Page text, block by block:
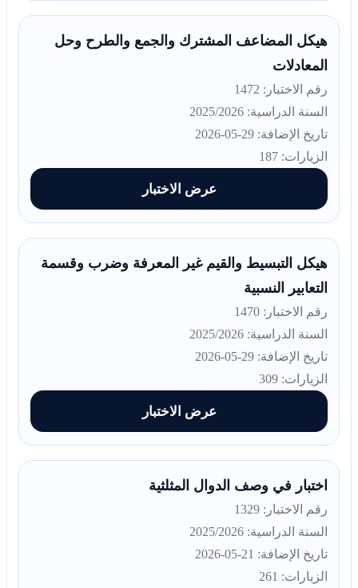
هيكل المضاعف المشترك والجمع والطرح وحل
المعادلات
رقم الاختبار: 1472
السنة الدراسية: 2025/2026
تاريخ الإضافة: 29-05-2026
الزيارات: 187
عرض الاختبار
هيكل التبسيط والقيم غير المعرفة وضرب وقسمة
التعابير النسبية
رقم الاختبار: 1470
السنة الدراسية: 2025/2026
تاريخ الإضافة: 29-05-2026
الزيارات: 309
عرض الاختبار
اختبار في وصف الدوال المثلثية
رقم الاختبار: 1329
السنة الدراسية: 2025/2026
تاريخ الإضافة: 21-05-2026
الزيارات: 261